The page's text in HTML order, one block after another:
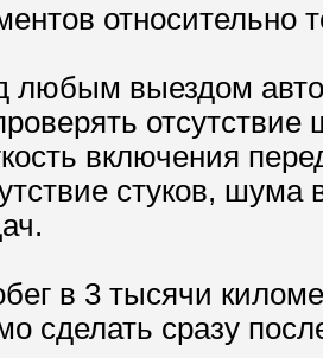
относительно
любым выездом
включения
стуков,
в 3 тысячи
сделать сразу